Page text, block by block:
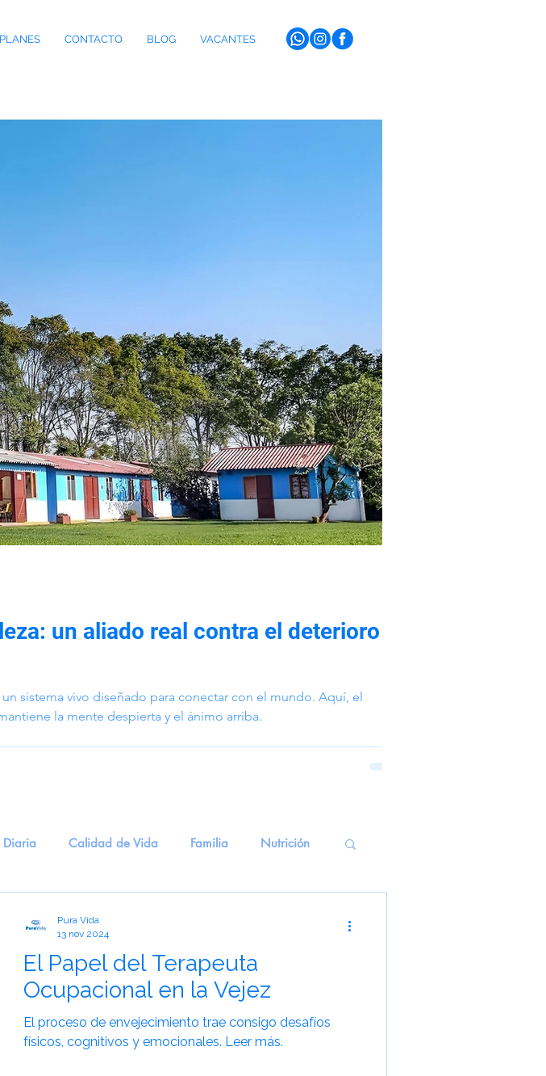
PLANES CONTACTO BLOG VACANTES
un aliado real contra el deterioro
sistema vivo diseñado para conectar con el mundo. Aquí, el
la mente despierta y el ánimo arriba.
Diaria Calidad de Vida Familia Nutrición
EstimulaciónSensorial TerapiasSensoriales
Humor en la Salud Men Salud Mental
El Papel del Terapeuta
Ocupacional en la Vejez
El proceso de envejecimiento trae consigo desafíos
físicos, cognitivos y emocionales. Leer más.
Pura Vida
13 nov 2024